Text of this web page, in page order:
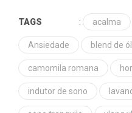
TAGS : acalma
Ansiedade blend de
camomila romana
indutor de sono